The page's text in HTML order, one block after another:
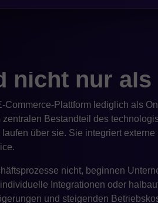
nicht nur
Commerce-Plattform lediglich als
Bestandteil des
über sie. Sie integriert
nicht, beginnen
Integrationen oder
und steigenden